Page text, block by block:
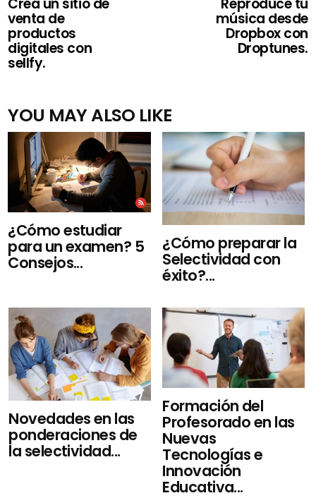
Crea un sitio de
venta de
productos
digitales con
sellfy.
Reproduce tu
música desde
Dropbox con
Droptunes.
YOU MAY ALSO LIKE
¿Cómo estudiar
para un examen? 5
Consejos...
¿Cómo preparar la
Selectividad con
éxito?...
Novedades en las
ponderaciones de
la selectividad...
Formación del
Profesorado en las
Nuevas
Tecnologías e
Innovación
Educativa...